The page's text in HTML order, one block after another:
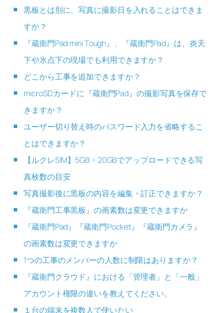
黒板とは別に、写真に撮影日を入れることはできま
すか？
『蔵衛門Pad mini Tough』、『蔵衛門Pad』は、炎天
下や氷点下の現場でも利用できますか？
どこから工事を追加できますか？
microSDカードに『蔵衛門Pad』の撮影写真を保存で
きますか？
ユーザー切り替え時のパスワード入力を省略するこ
とはできますか？
【ルクレSIM】5GB・20GBでアップロードできる写
真枚数の目安
写真撮影後に黒板の内容を編集・訂正できますか？
『蔵衛門工事黒板』の画素数は変更できますか
『蔵衛門Pad』『蔵衛門Pocket』『蔵衛門カメラ』
の画素数は変更できますか
1つの工事のメンバーの人数に制限はありますか？
『蔵衛門クラウド』における「管理者」と「一般」
アカウント権限の違いを教えてください。
１台の端末を複数人で使いたい